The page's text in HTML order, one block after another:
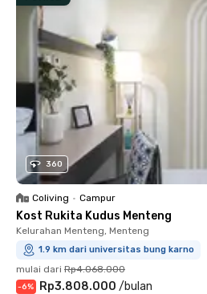
360
Coliving • Campur
Kost Rukita Kudus Menteng
Kelurahan Menteng, Menteng
1.9 km dari universitas bung karno
mulai dari Rp4.068.000
-6% Rp3.808.000 /bulan